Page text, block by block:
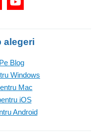
alegeri
Blog
Windows
Mac
iOS
Android